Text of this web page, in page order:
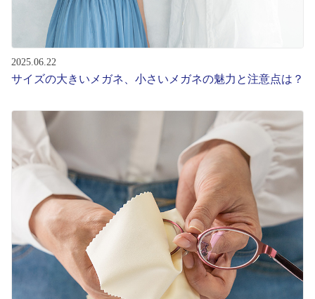
2025.06.22
サイズの大きいメガネ、小さいメガネの魅力と注意点は？